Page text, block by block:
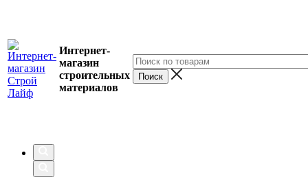
Интернет-
магазин
строительных
материалов